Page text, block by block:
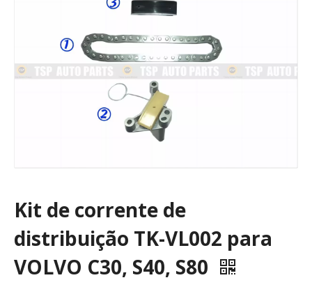
Kit de corrente de
distribuição TK-VL002 para
VOLVO C30, S40, S80